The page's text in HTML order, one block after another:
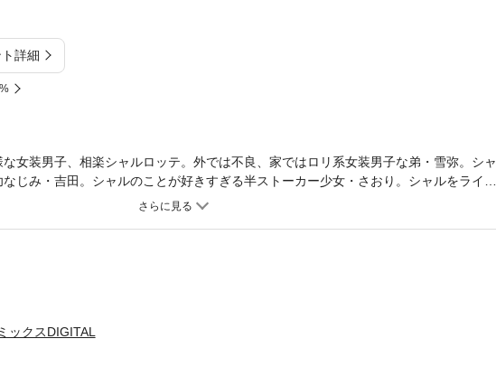
詳細
女装男子、相楽シャルロッテ。外では不良、家ではロリ系女装男子な弟・雪弥。シャ
じみ・吉田。シャルのことが好きすぎる半ストーカー少女・さおり。シャルをライバ
ルを女と信じ、片想いしてる残念ドMな先輩・園城寺。 最強女装男子・シャルの爆笑4
ックスDIGITAL